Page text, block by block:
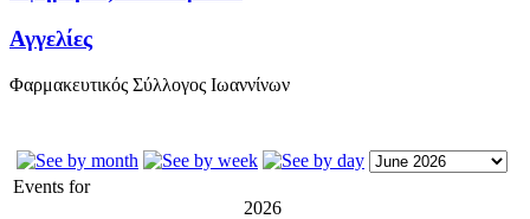
Αγγελίες
Φαρμακευτικός Σύλλογος Ιωαννίνων
Events for
2026